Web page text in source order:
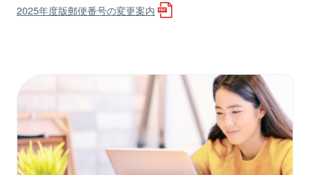
2025年度版郵便番号の変更案内